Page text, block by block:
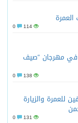
114
في مهرجان “صيف
138
للعمرة والزيارة
131